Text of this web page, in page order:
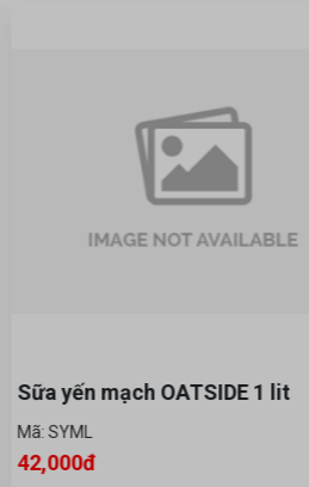
Sữa yến mạch OATSIDE 1 lit
Mã: SYML
42,000đ